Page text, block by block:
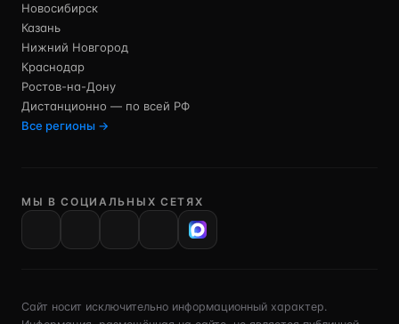
Новосибирск
Казань
Нижний Новгород
Краснодар
Ростов-на-Дону
Дистанционно — по всей РФ
Все регионы →
МЫ В СОЦИАЛЬНЫХ СЕТЯХ
Сайт носит исключительно информационный характер.